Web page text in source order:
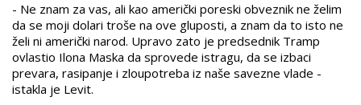
- Ne znam za vas, ali kao američki poreski obveznik ne želim
da se moji dolari troše na ove gluposti, a znam da to isto ne
želi ni američki narod. Upravo zato je predsednik Tramp
ovlastio Ilona Maska da sprovede istragu, da se izbaci
prevara, rasipanje i zloupotreba iz naše savezne vlade -
istakla je Levit.